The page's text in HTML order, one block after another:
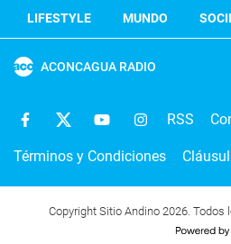
LIFESTYLE
MUNDO
ACONCAGUA RADIO
RSS
Términos y Condiciones
Copyright Sitio Andino 2026. Todos